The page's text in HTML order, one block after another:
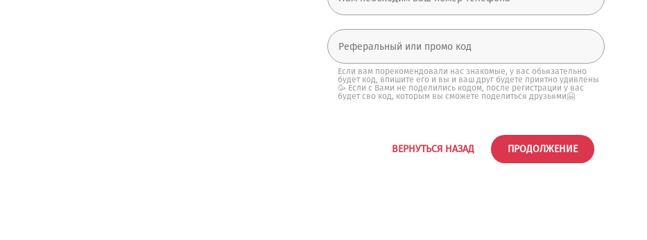
Если вам порекомендовали нас знакомые, у вас обьязательно
будет код, впишите его и вы и ваш друг будете приятно удивлены
🥳 Если с Вами не поделились кодом, после регистрации у вас
будет сво код, которым вы сможете поделиться друзьями🤗
ВЕРНУТЬСЯ НАЗАД ПРОДОЛЖЕНИЕ